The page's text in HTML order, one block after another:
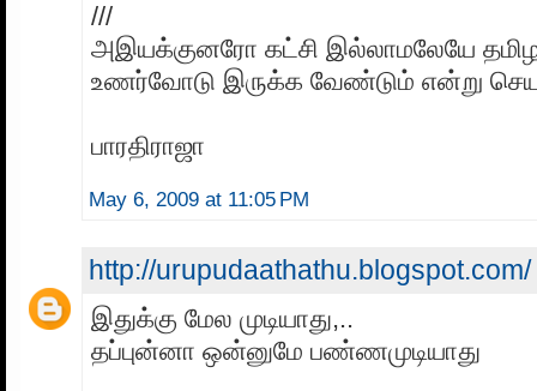
///
அஇயக்குனரோ கட்சி இல்லாமலேயே
உணர்வோடு இருக்க வேண்டும் என்று
பாரதிராஜா
May 6, 2009 at 11:05 PM
http://urupudaathathu.blogspot.com/
இதுக்கு மேல முடியாது,..
தப்புன்னா ஒன்னுமே பண்ணமுடியாது